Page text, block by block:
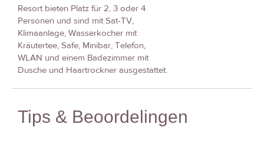
Resort bieten Platz für 2, 3 oder 4
Personen und sind mit Sat-TV,
Klimaanlage, Wasserkocher mit
Kräutertee, Safe, Minibar, Telefon,
WLAN und einem Badezimmer mit
Dusche und Haartrockner ausgestattet.
Tips & Beoordelingen